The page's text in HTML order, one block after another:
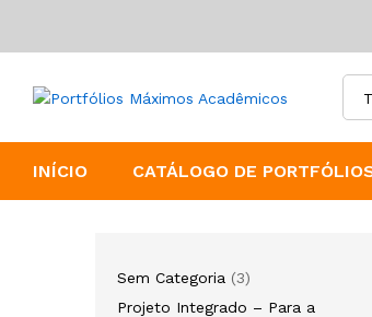
INÍCIO CATÁLOGO DE
Sem Categoria 33
produtos
Projeto Integrado – Para a